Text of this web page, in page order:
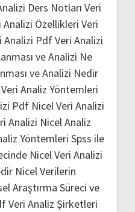
Ders Notları Veri
Analizi Özellikleri Veri
Analizi PdfVeri Analizi
ve Analizi Ne
ve Analizi Nedir
Analiz Yöntemleri
Pdf Nicel Veri Analizi
Analizi Nicel Analiz
Yöntemleri Spss ile
Nicel Veri Analizi
Nicel Verilerin
Araştırma Süreci ve
Veri Analiz Şirketleri